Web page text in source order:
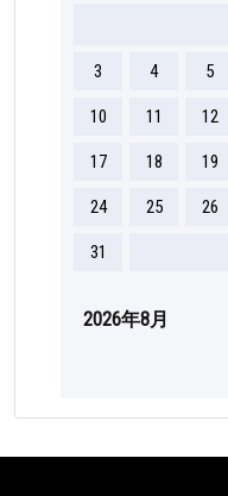
2026年8月
3 4 5
10 11 12
17 18 19
24 25 26
31